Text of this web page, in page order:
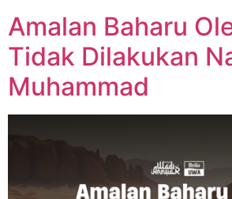
Amalan Baharu
Tidak Dilakukan
Muhammad